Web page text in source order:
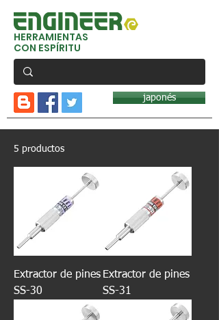
HERRAMIENTAS
CON ESPÍRITU
japonés
5 productos
Extractor de pines
SS-30
Extractor de pines
SS-31